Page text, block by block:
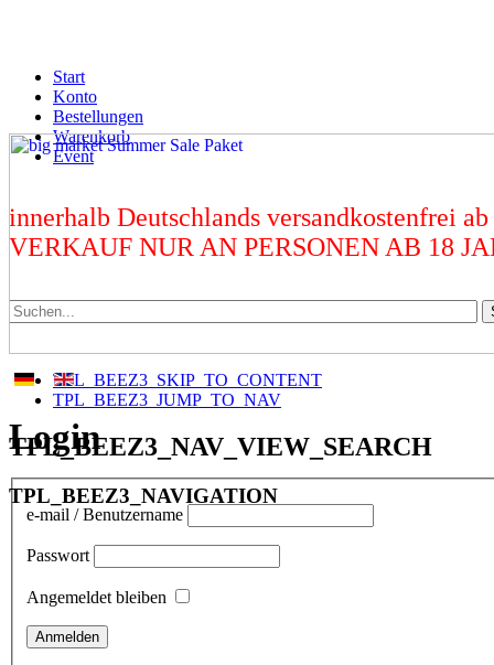
Start
Konto
Bestellungen
Warenkorb
Event
innerhalb Deutschlands versandkostenfrei
VERKAUF NUR AN PERSONEN AB 18
TPL_BEEZ3_SKIP_TO_CONTENT
TPL_BEEZ3_JUMP_TO_NAV
TPL_BEEZ3_NAV_VIEW_SEARCH
TPL_BEEZ3_NAVIGATION
Login
e-mail / Benutzername
Passwort
Angemeldet bleiben